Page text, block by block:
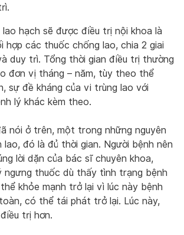
lao hạch sẽ được điều trị nội khoa là
hợp các thuốc chống lao, chia 2 giai
duy trì. Tổng thời gian điều trị thường
đơn vị tháng – năm, tùy theo thể
sự đề kháng của vi trùng lao với
lý khác kèm theo.
nói ở trên, một trong những nguyên
đó là đủ thời gian. Người bệnh nên
lời dặn của bác sĩ chuyên khoa,
thuốc dù thấy tình trạng bệnh
khỏe mạnh trở lại vì lúc này bệnh
có thể tái phát trở lại. Lúc này,
trị hơn.